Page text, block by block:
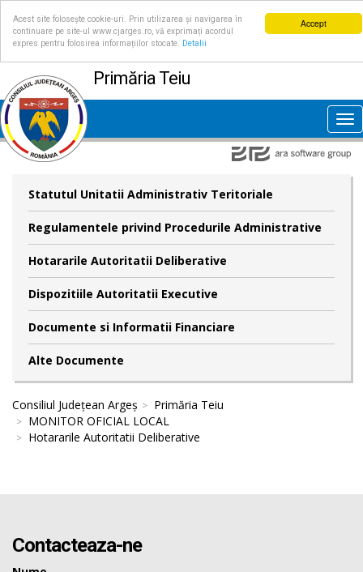
Accept
Acest site folosește cookie-uri. Prin utilizarea și navigarea în
continuare pe site-ul www.cjarges.ro, vă exprimați acordul
expres pentru folosirea informațiilor stocate.
Detalii
Primăria Teiu
Statutul Unitatii Administrativ Teritoriale
Regulamentele privind Procedurile Administrative
Hotararile Autoritatii Deliberative
Dispozitiile Autoritatii Executive
Documente si Informatii Financiare
Alte Documente
Consiliul Județean Argeș
Primăria Teiu
MONITOR OFICIAL LOCAL
Hotararile Autoritatii Deliberative
Contacteaza-ne